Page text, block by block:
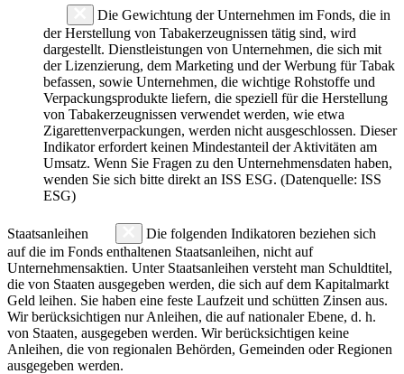
Die Gewichtung der Unternehmen im Fonds, die in
der Herstellung von Tabakerzeugnissen tätig sind, wird
dargestellt. Dienstleistungen von Unternehmen, die sich mit
der Lizenzierung, dem Marketing und der Werbung für Tabak
befassen, sowie Unternehmen, die wichtige Rohstoffe und
Verpackungsprodukte liefern, die speziell für die Herstellung
von Tabakerzeugnissen verwendet werden, wie etwa
Zigarettenverpackungen, werden nicht ausgeschlossen. Dieser
Indikator erfordert keinen Mindestanteil der Aktivitäten am
Umsatz. Wenn Sie Fragen zu den Unternehmensdaten haben,
wenden Sie sich bitte direkt an ISS ESG. (Datenquelle: ISS
ESG)
Staatsanleihen
Die folgenden Indikatoren beziehen sich
auf die im Fonds enthaltenen Staatsanleihen, nicht auf
Unternehmensaktien. Unter Staatsanleihen versteht man Schuldtitel,
die von Staaten ausgegeben werden, die sich auf dem Kapitalmarkt
Geld leihen. Sie haben eine feste Laufzeit und schütten Zinsen aus.
Wir berücksichtigen nur Anleihen, die auf nationaler Ebene, d. h.
von Staaten, ausgegeben werden. Wir berücksichtigen keine
Anleihen, die von regionalen Behörden, Gemeinden oder Regionen
ausgegeben werden.